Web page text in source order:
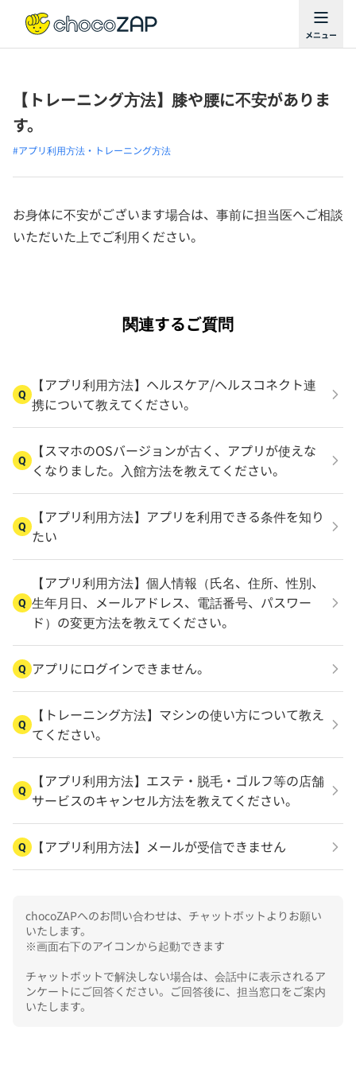
【トレーニング方法】膝や腰に不安がありま
す。
#アプリ利用方法・トレーニング方法
お身体に不安がございます場合は、事前に担当医へご相談
いただいた上でご利用ください。
関連するご質問
Q
【アプリ利用方法】ヘルスケア/ヘルスコネクト連
携について教えてください。
Q
【スマホのOSバージョンが古く、アプリが使えな
くなりました。入館方法を教えてください。
Q
【アプリ利用方法】アプリを利用できる条件を知り
たい
Q
【アプリ利用方法】個人情報（氏名、住所、性別、
生年月日、メールアドレス、電話番号、パスワー
ド）の変更方法を教えてください。
Q アプリにログインできません。
Q
【トレーニング方法】マシンの使い方について教え
てください。
Q
【アプリ利用方法】エステ・脱毛・ゴルフ等の店舗
サービスのキャンセル方法を教えてください。
Q 【アプリ利用方法】メールが受信できません
chocoZAPへのお問い合わせは、チャットボットよりお願い
いたします。
※画面右下のアイコンから起動できます
チャットボットで解決しない場合は、会話中に表示されるア
ンケートにご回答ください。ご回答後に、担当窓口をご案内
いたします。